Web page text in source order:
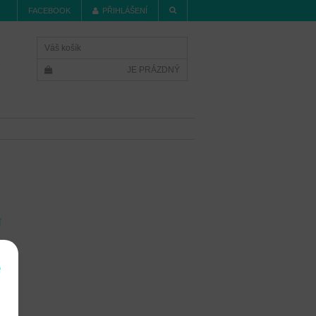
FACEBOOK PŘIHLÁŠENÍ
Váš košík
JE PRÁZDNÝ